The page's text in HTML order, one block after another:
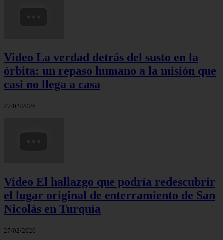
Video La verdad detrás del susto en la
órbita: un repaso humano a la misión que
casi no llega a casa
27/02/2026
Video El hallazgo que podría redescubrir
el lugar original de enterramiento de San
Nicolás en Turquía
27/02/2026